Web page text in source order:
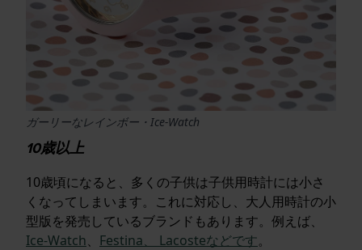
ガーリーなレインボー・Ice-Watch
10歳以上
10歳頃になると、多くの子供は子供用時計には小さ
くなってしまいます。これに対応し、大人用時計の小
型版を発売しているブランドもあります。例えば、
Ice-Watch、 Festina、 Lacosteなどです。